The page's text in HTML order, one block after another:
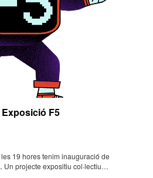
F5
19 hores tenim inau­gu­ra­ció de
Un projecte expo­si­tiu col·­lec­tiu…